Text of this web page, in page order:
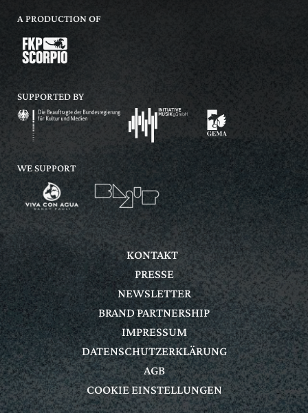
A PRODUCTION OF
SUPPORTED BY
WE SUPPORT
KONTAKT
PRESSE
NEWSLETTER
BRAND PARTNERSHIP
IMPRESSUM
DATENSCHUTZERKLÄRUNG
AGB
COOKIE EINSTELLUNGEN